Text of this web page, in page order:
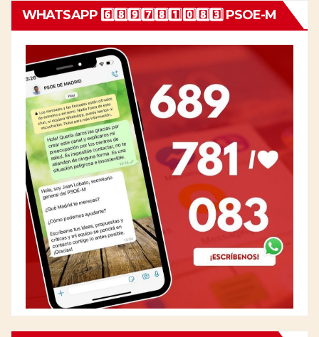
WHATSAPP 6️⃣8️⃣9️⃣7️⃣8️⃣1️⃣0️⃣8️⃣3️⃣ PSOE-M